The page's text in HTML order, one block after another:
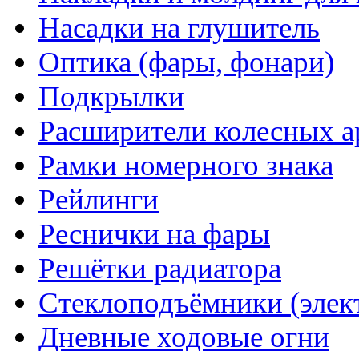
Насадки на глушитель
Оптика (фары, фонари)
Подкрылки
Расширители колесных
Рамки номерного знака
Рейлинги
Реснички на фары
Решётки радиатора
Стеклоподъёмники
Дневные ходовые огни